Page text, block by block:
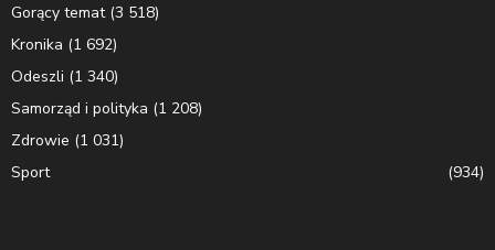
Gorący temat(3 518)
Kronika (1 692)
Odeszli (1 340)
Samorząd i polityka (1 208)
Zdrowie (1 031)
Sport
(934)